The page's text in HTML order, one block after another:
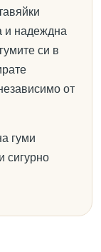
и надеждна
си в
от
гуми
сигурно